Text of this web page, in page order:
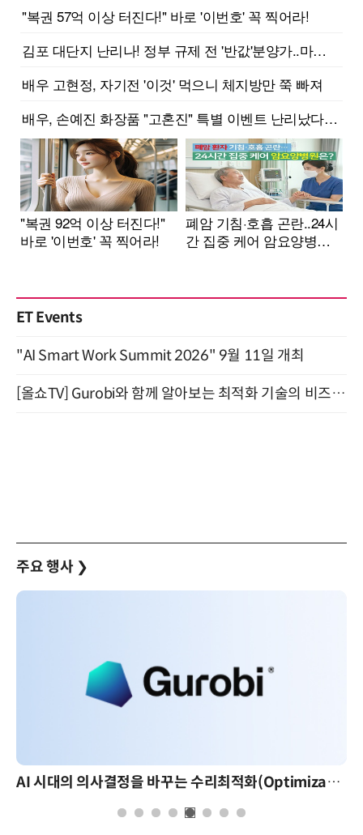
ET Events
"AI Smart Work Summit 2026" 9월 11일 개최
[올쇼TV] Gurobi와 함께 알아보는 최적화 기술의 비즈니스 활용 (8월 20일 생방송)
주요 행사 ❯
AI 시대의 의사결정을 바꾸는 수리최적화(Optimization): 실제 산업 적용 사례와 활용 전략